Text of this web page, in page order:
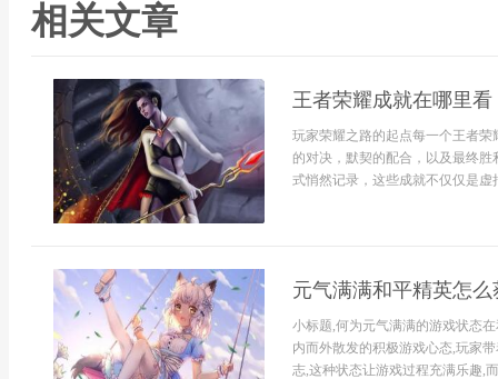
相关文章
王者荣耀成就在哪里
玩家荣耀之路的起点每一个王者
的对决，默契的配合，以及最终
式悄然记录，这些成就不仅仅是
元气满满和平精英怎
小标题,何为元气满满的游戏状态
内而外散发的积极游戏心态,玩家
志,这种状态让游戏过程充满乐趣,